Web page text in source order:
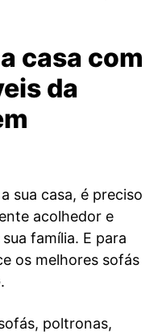
casa com
da
sua casa, é preciso
acolhedor e
família. E para
os melhores sofás
poltronas,